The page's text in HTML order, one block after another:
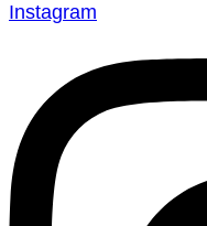
Instagram